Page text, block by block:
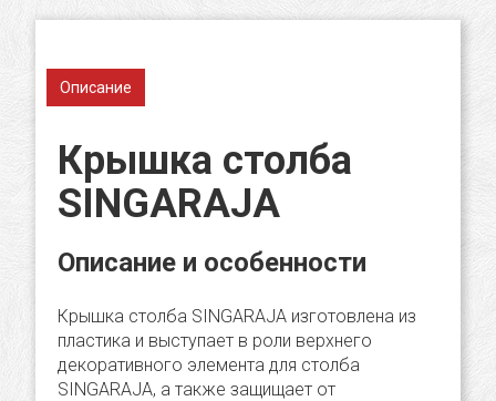
Описание
Крышка столба
SINGARAJA
Описание и особенности
Крышка столба SINGARAJA изготовлена из
пластика и выступает в роли верхнего
декоративного элемента для столба
SINGARAJA, а также защищает от